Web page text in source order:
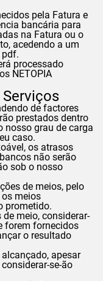
pela Fatura e
bancária para
na Fatura ou o
acedendo a um
processado
NETOPIA
de factores
prestados dentro
nosso grau de carga
caso.
os atrasos
não serão
sob o nosso
de meios, pelo
meios
prometido.
meio, considerar-
forem fornecidos
o resultado
apesar
se-ão